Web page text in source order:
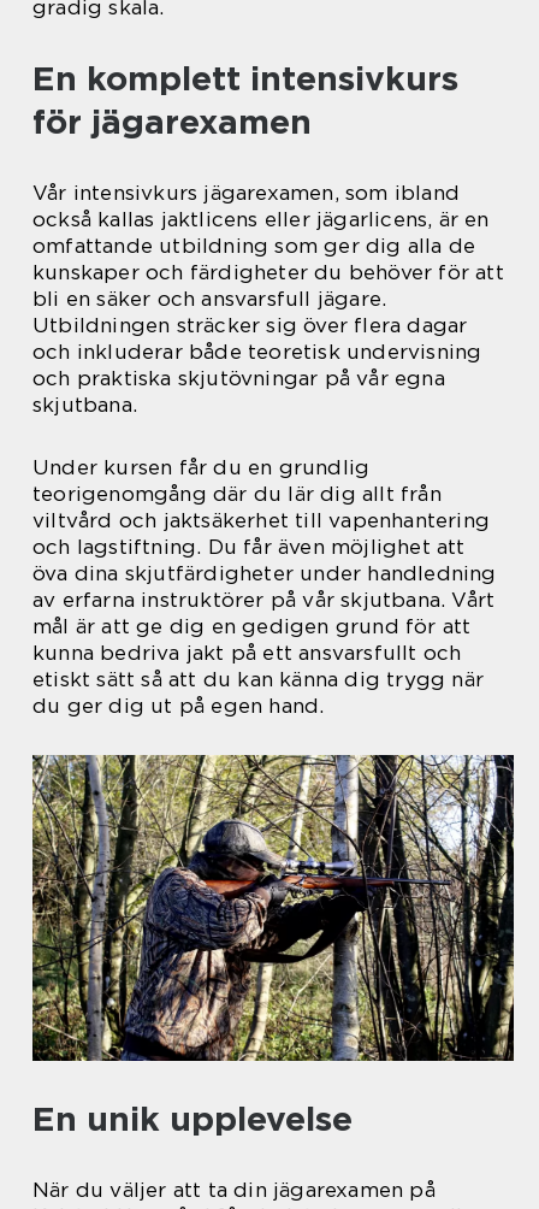
gradig skala.
En komplett intensivkurs
för jägarexamen
Vår intensivkurs jägarexamen, som ibland
också kallas jaktlicens eller jägarlicens, är en
omfattande utbildning som ger dig alla de
kunskaper och färdigheter du behöver för att
bli en säker och ansvarsfull jägare.
Utbildningen sträcker sig över flera dagar
och inkluderar både teoretisk undervisning
och praktiska skjutövningar på vår egna
skjutbana.
Under kursen får du en grundlig
teorigenomgång där du lär dig allt från
viltvård och jaktsäkerhet till vapenhantering
och lagstiftning. Du får även möjlighet att
öva dina skjutfärdigheter under handledning
av erfarna instruktörer på vår skjutbana. Vårt
mål är att ge dig en gedigen grund för att
kunna bedriva jakt på ett ansvarsfullt och
etiskt sätt så att du kan känna dig trygg när
du ger dig ut på egen hand.
En unik upplevelse
När du väljer att ta din jägarexamen på